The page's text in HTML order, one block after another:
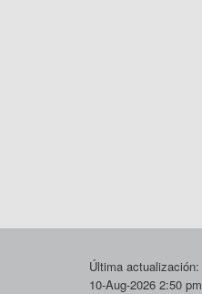
Última actualización:
10-Aug-2026 2:50 pm